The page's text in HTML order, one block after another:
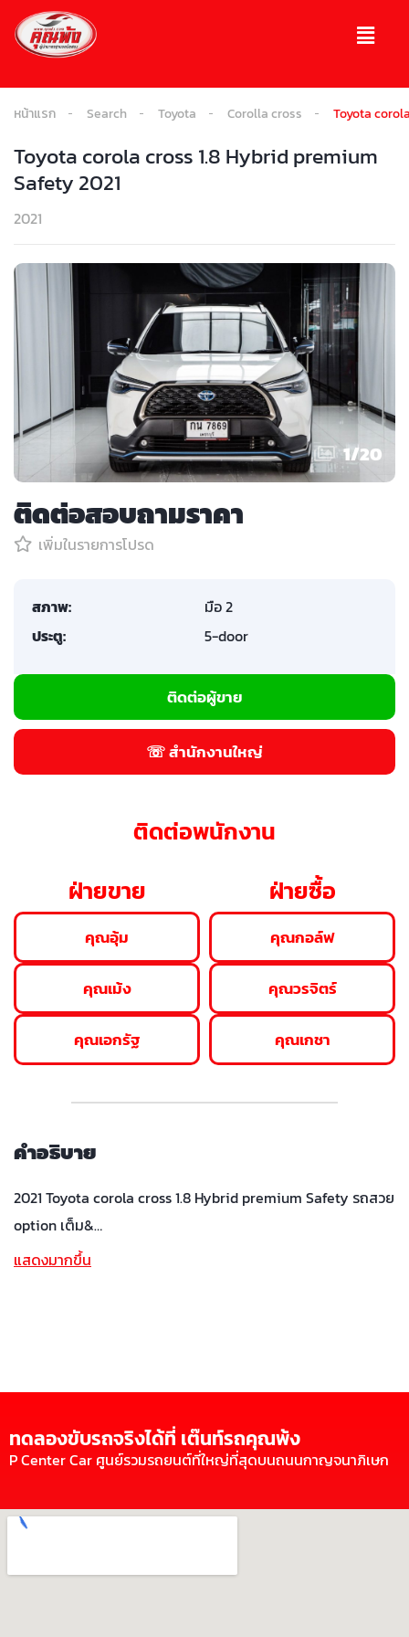
หน้าแรก Search Toyota Corolla cross Toyota
Toyota corola cross 1.8 Hybrid premium
Safety 2021
2021
1/20
ติดต่อสอบถามราคา
เพิ่มในรายการโปรด
สภาพ:
มือ 2
ประตู:
5-door
ติดต่อผู้ขาย
☏ สำนักงานใหญ่
ติดต่อพนักงาน
ฝ่ายขาย
คุณอุ้ม
คุณเม้ง
คุณเอกรัฐ
ฝ่ายซื้อ
คุณกอล์ฟ
คุณวรจิตร์
คุณเกชา
คำอธิบาย
2021 Toyota corola cross 1.8 Hybrid premium Safety รถสวย
option เต็ม&…
แสดงมากขึ้น
ทดลองขับรถจริงได้ที่ เต๊นท์รถคุณพ้ง
P Center Car ศูนย์รวมรถยนต์ที่ใหญ่ที่สุดบนถนนกาญจนาภิเษก